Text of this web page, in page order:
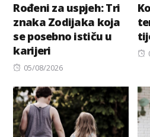
Rođeni za uspjeh: Tri
znaka Zodijaka koja
se posebno ističu u
karijeri
Posted
05/08/2026